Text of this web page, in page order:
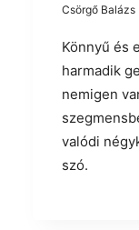
Csörgő Balázs
Könnyű és
harmadik
nemigen
valódi
szó.